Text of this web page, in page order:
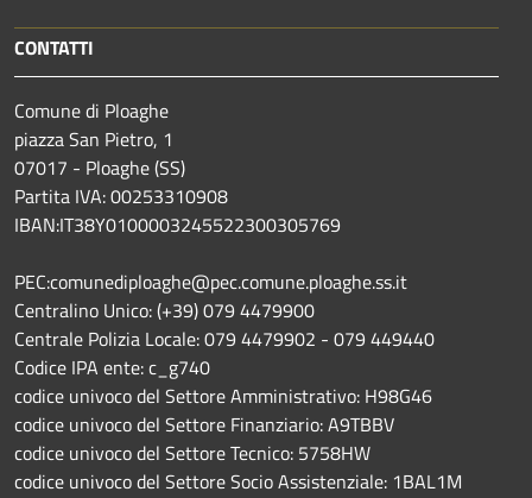
CONTATTI
Comune di Ploaghe
piazza San Pietro, 1
07017 - Ploaghe (SS)
Partita IVA: 00253310908
IBAN:IT38Y0100003245522300305769
PEC:comunediploaghe@pec.comune.ploaghe.ss.it
Centralino Unico: (+39) 079 4479900
Centrale Polizia Locale: 079 4479902 - 079 449440
Codice IPA ente: c_g740
codice univoco del Settore Amministrativo: H98G46
codice univoco del Settore Finanziario: A9TBBV
codice univoco del Settore Tecnico: 5758HW
codice univoco del Settore Socio Assistenziale: 1BAL1M